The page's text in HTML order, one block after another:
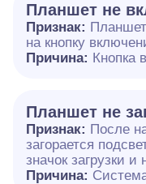
Планшет не
Признак:
на кнопку
Причина: Кнопка
Планшет не
Признак: После
загорается
значок загрузки
Причина: